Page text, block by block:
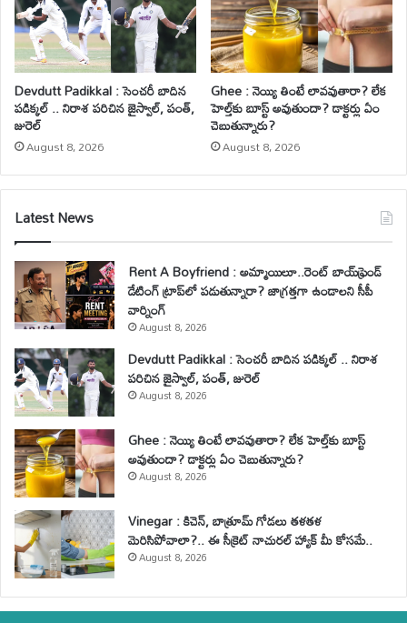
Devdutt Padikkal : సెంచరీ బాదిన
పడిక్కల్ .. నిరాశ పరిచిన జైస్వాల్, పంత్,
జురెల్
August 8, 2026
Ghee : నెయ్యి తింటే లావవుతారా? లేక
హెల్త్‌కు బూస్ట్ అవుతుందా? డాక్టర్లు ఏం
చెబుతున్నారు?
August 8, 2026
Latest News
Rent A Boyfriend : అమ్మాయిలూ..రెంట్ బాయ్‌ఫ్రెండ్
డేటింగ్ ట్రాప్‌లో పడుతున్నారా? జాగ్రత్తగా ఉండాలని సీపీ
వార్నింగ్
August 8, 2026
Devdutt Padikkal : సెంచరీ బాదిన పడిక్కల్ .. నిరాశ
పరిచిన జైస్వాల్, పంత్, జురెల్
August 8, 2026
Ghee : నెయ్యి తింటే లావవుతారా? లేక హెల్త్‌కు బూస్ట్
అవుతుందా? డాక్టర్లు ఏం చెబుతున్నారు?
August 8, 2026
Vinegar : కిచెన్, బాత్రూమ్ గోడలు తళతళ
మెరిసిపోవాలా?.. ఈ సీక్రెట్ నాచురల్ హ్యాక్ మీ కోసమే..
August 8, 2026